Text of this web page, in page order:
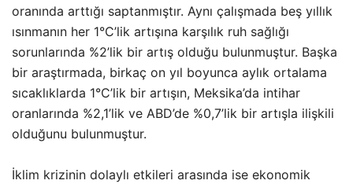
oranında arttığı saptanmıştır. Aynı çalışmada beş yıllık
ısınmanın her 1°C’lik artışına karşılık ruh sağlığı
sorunlarında %2’lik bir artış olduğu bulunmuştur. Başka
bir araştırmada, birkaç on yıl boyunca aylık ortalama
sıcaklıklarda 1°C’lik bir artışın, Meksika’da intihar
oranlarında %2,1’lik ve ABD’de %0,7’lik bir artışla ilişkili
olduğunu bulunmuştur.
İklim krizinin dolaylı etkileri arasında ise ekonomik